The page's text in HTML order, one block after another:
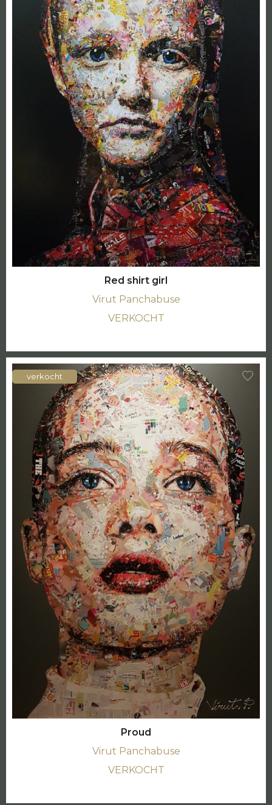
Red shirt girl
Virut Panchabuse
VERKOCHT
verkocht
Proud
Virut Panchabuse
VERKOCHT